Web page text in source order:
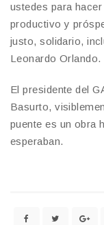
ustedes para
productivo y
justo, solidario,
Leonardo Orlando.
El presidente del
Basurto,
puente es un obra
esperaban.